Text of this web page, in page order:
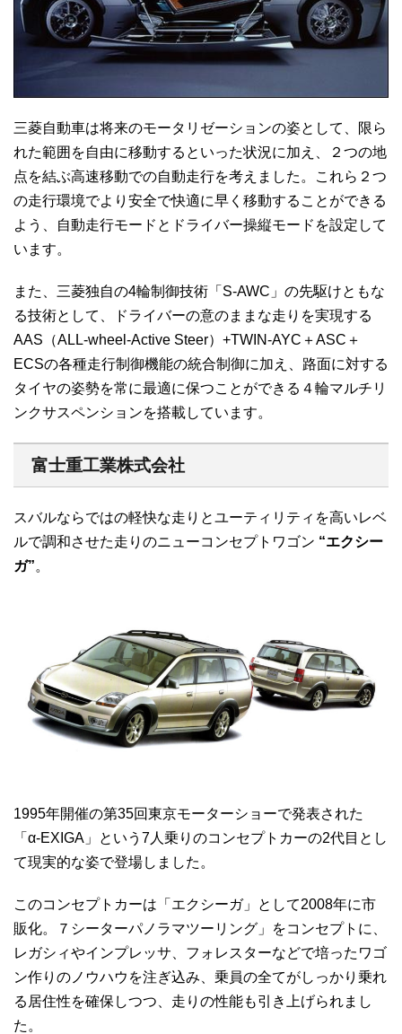
三菱自動車は将来のモータリゼーションの姿として、限ら
れた範囲を自由に移動するといった状況に加え、２つの地
点を結ぶ高速移動での自動走行を考えました。これら２つ
の走行環境でより安全で快適に早く移動することができる
よう、自動走行モードとドライバー操縦モードを設定して
います。
また、三菱独自の4輪制御技術「S-AWC」の先駆けともな
る技術として、ドライバーの意のままな走りを実現する
AAS（ALL-wheel-Active Steer）+TWIN-AYC＋ASC＋
ECSの各種走行制御機能の統合制御に加え、路面に対する
タイヤの姿勢を常に最適に保つことができる４輪マルチリ
ンクサスペンションを搭載しています。
富士重工業株式会社
スバルならではの軽快な走りとユーティリティを高いレベ
ルで調和させた走りのニューコンセプトワゴン “エクシー
ガ”。
1995年開催の第35回東京モーターショーで発表された
「α-EXIGA」という7人乗りのコンセプトカーの2代目とし
て現実的な姿で登場しました。
このコンセプトカーは「エクシーガ」として2008年に市
販化。７シーターパノラマツーリング」をコンセプトに、
レガシィやインプレッサ、フォレスターなどで培ったワゴ
ン作りのノウハウを注ぎ込み、乗員の全てがしっかり乗れ
る居住性を確保しつつ、走りの性能も引き上げられまし
た。